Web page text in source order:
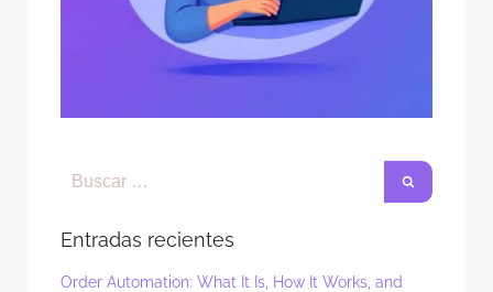
Entradas recientes
Order Automation: What It Is, How It Works, and